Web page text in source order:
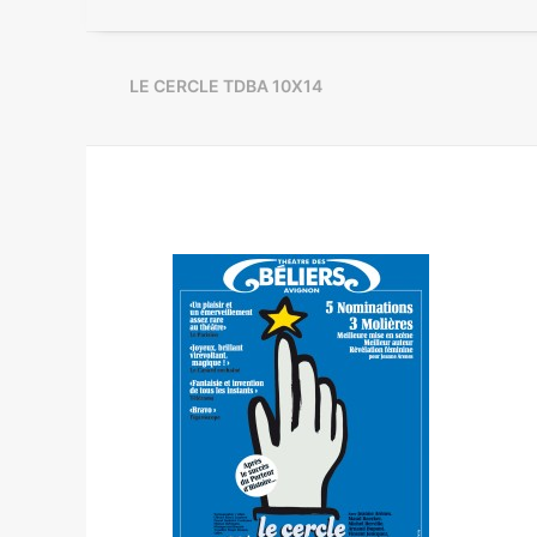
LE CERCLE TDBA 10X14